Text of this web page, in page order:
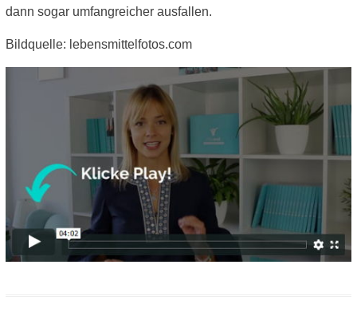
dann sogar umfangreicher ausfallen.
Bildquelle: lebensmittelfotos.com